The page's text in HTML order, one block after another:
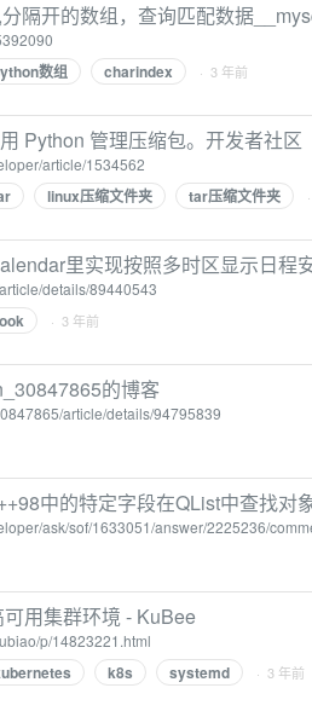
隔开的数组，查询匹配数据
数组 charindex · 3 年前
Python 管理压缩包。开发者社区
article/1534562
linux压缩文件夹 tar压缩文件夹
里实现按照多时区显示日程
details/89440543
· 3 年前
的博客
article/details/94795839
中的特定字段在QList中查找对
ask/sof/1633051/answer/2225236/
用集群环境 - KuBee
p/14823221.html
k8s systemd · 3 年前